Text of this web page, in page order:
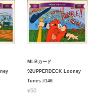
MLBカード
92UPPERDECK Looney
Tunes #146
¥50